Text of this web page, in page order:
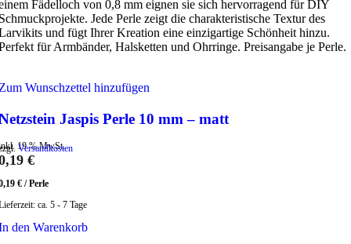
Fädelloch von 0,8 mm eignen sie sich hervorragend für DIY
Jede Perle zeigt die charakteristische Textur des
und fügt Ihrer Kreation eine einzigartige Schönheit hinzu.
für Armbänder, Halsketten und Ohrringe. Preisangabe je Perle.
Wunschzettel hinzufügen
Jaspis Perle 10 mm – matt
19 % MwSt.
Versandkosten
€
€ /Perle
ca. 5 - 7 Tage
den Warenkorb